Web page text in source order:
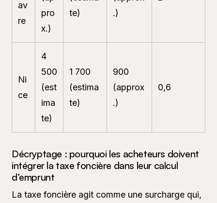
av
re
pro
x.)
te)
.)
Ni
ce
4
500
(est
ima
te)
1 700
(estima
te)
900
(approx
.)
0,6
Décryptage : pourquoi les acheteurs doivent
intégrer la taxe foncière dans leur calcul
d’emprunt
La taxe foncière agit comme une surcharge qui,